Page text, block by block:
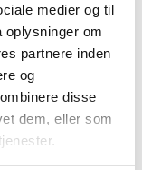
medier og til
om
partnere inden
og
disse
dem, eller som